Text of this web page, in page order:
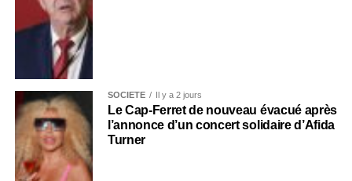
SOCIÉTÉ Il y a 2 jours
Le Cap-Ferret de nouveau évacué après
l’annonce d’un concert solidaire d’Afida
Turner